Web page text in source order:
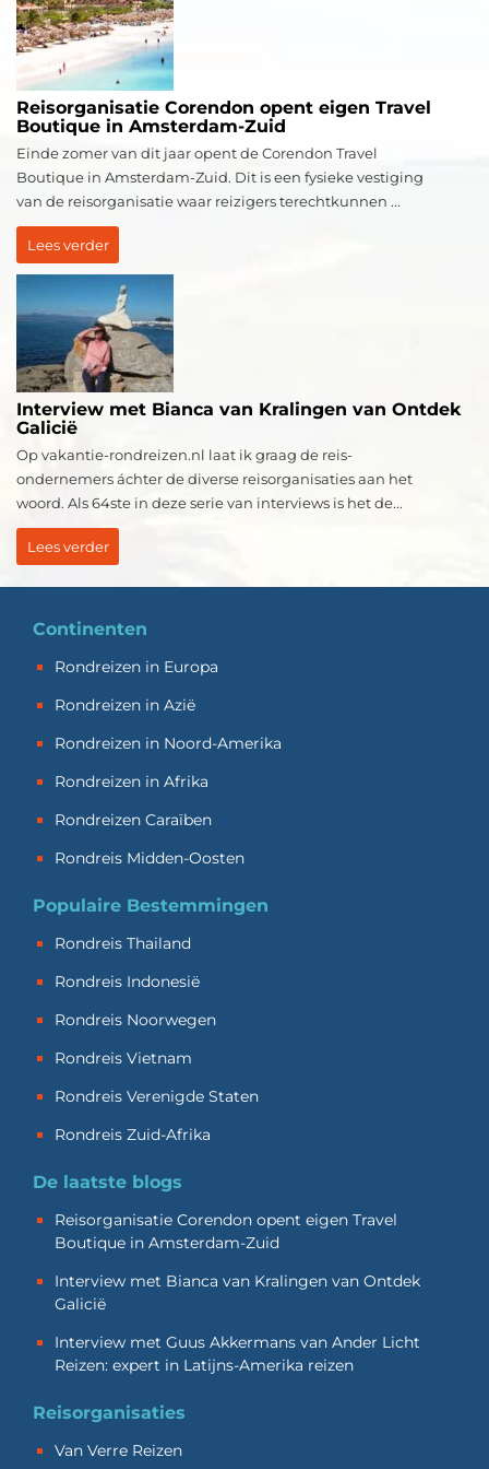
Reisorganisatie Corendon opent eigen Travel
Boutique in Amsterdam-Zuid
Einde zomer van dit jaar opent de Corendon Travel
Boutique in Amsterdam-Zuid. Dit is een fysieke vestiging
van de reisorganisatie waar reizigers terechtkunnen ...
Lees verder
Interview met Bianca van Kralingen van Ontdek
Galicië
Op vakantie-rondreizen.nl laat ik graag de reis-
ondernemers áchter de diverse reisorganisaties aan het
woord. Als 64ste in deze serie van interviews is het de...
Lees verder
Continenten
Rondreizen in Europa
Rondreizen in Azië
Rondreizen in Noord-Amerika
Rondreizen in Afrika
Rondreizen Caraïben
Rondreis Midden-Oosten
Populaire Bestemmingen
Rondreis Thailand
Rondreis Indonesië
Rondreis Noorwegen
Rondreis Vietnam
Rondreis Verenigde Staten
Rondreis Zuid-Afrika
De laatste blogs
Reisorganisatie Corendon opent eigen Travel
Boutique in Amsterdam-Zuid
Interview met Bianca van Kralingen van Ontdek
Galicië
Interview met Guus Akkermans van Ander Licht
Reizen: expert in Latijns-Amerika reizen
Reisorganisaties
Van Verre Reizen